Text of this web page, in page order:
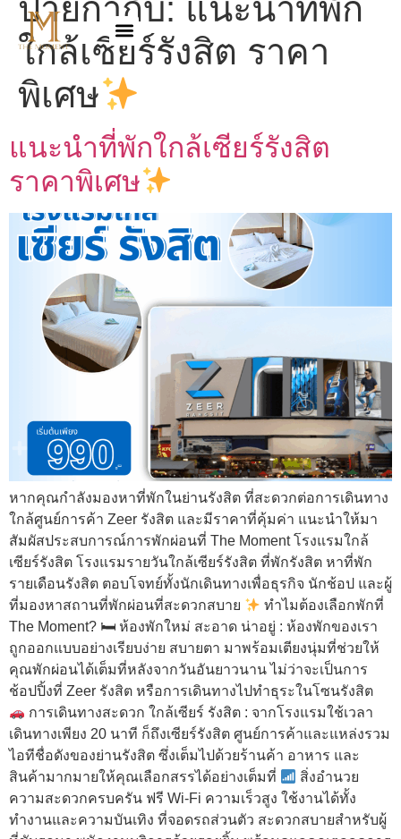
ป้ายกำกับ: แนะนำที่พัก
ใกล้เซียร์รังสิต ราคา
พิเศษ
แนะนำที่พักใกล้เซียร์รังสิต
ราคาพิเศษ
หากคุณกำลังมองหาที่พักในย่านรังสิต ที่สะดวกต่อการเดินทาง
ใกล้ศูนย์การค้า Zeer รังสิต และมีราคาที่คุ้มค่า แนะนำให้มา
สัมผัสประสบการณ์การพักผ่อนที่ The Moment โรงแรมใกล้
เซียร์รังสิต โรงแรมรายวันใกล้เซียร์รังสิต ที่พักรังสิต หาที่พัก
รายเดือนรังสิต ตอบโจทย์ทั้งนักเดินทางเพื่อธุรกิจ นักช้อป และผู้
ที่มองหาสถานที่พักผ่อนที่สะดวกสบาย
ทำไมต้องเลือกพักที่
The Moment? 🛏 ห้องพักใหม่ สะอาด น่าอยู่ : ห้องพักของเรา
ถูกออกแบบอย่างเรียบง่าย สบายตา มาพร้อมเตียงนุ่มที่ช่วยให้
คุณพักผ่อนได้เต็มที่หลังจากวันอันยาวนาน ไม่ว่าจะเป็นการ
ช้อปปิ้งที่ Zeer รังสิต หรือการเดินทางไปทำธุระในโซนรังสิต
การเดินทางสะดวก ใกล้เซียร์ รังสิต : จากโรงแรมใช้เวลา
เดินทางเพียง 20 นาที ก็ถึงเซียร์รังสิต ศูนย์การค้าและแหล่งรวม
ไอทีชื่อดังของย่านรังสิต ซึ่งเต็มไปด้วยร้านค้า อาหาร และ
สินค้ามากมายให้คุณเลือกสรรได้อย่างเต็มที่
สิ่งอำนวย
ความสะดวกครบครัน ฟรี Wi-Fi ความเร็วสูง ใช้งานได้ทั้ง
ทำงานและความบันเทิง ที่จอดรถส่วนตัว สะดวกสบายสำหรับผู้